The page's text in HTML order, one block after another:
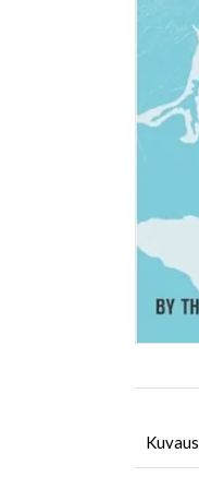
Kuvaus